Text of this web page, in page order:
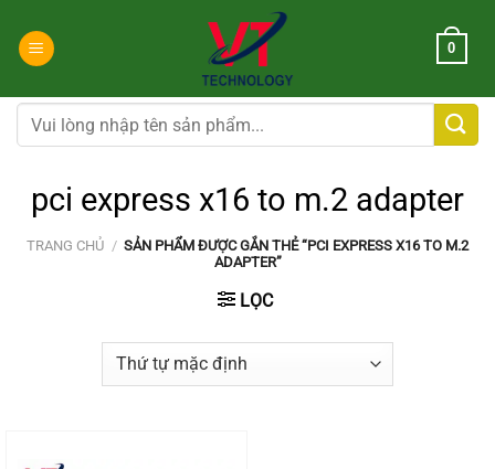
đến
dung
0
Tìm
kiếm:
pci express x16 to m.2 adapter
TRANG CHỦ / SẢN PHẨM ĐƯỢC GẮN THẺ “PCI EXPRESS X16 TO M.2
ADAPTER”
LỌC